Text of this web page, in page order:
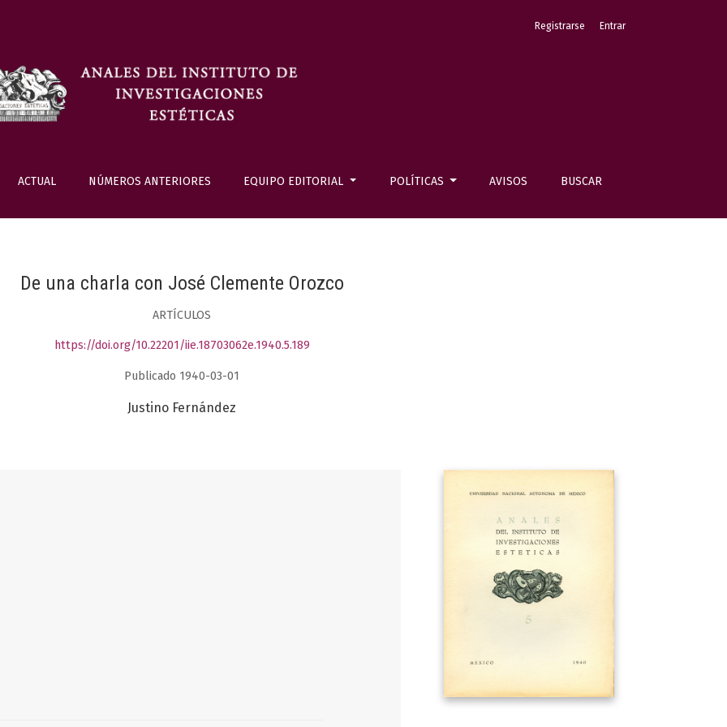
ACTUAL NÚMEROS ANTERIORES EQUIPO EDITORIAL POLÍTICAS AVISOS BUSCAR
Registrarse Entrar
De una charla con José Clemente Orozco
ARTÍCULOS
https://doi.org/10.22201/iie.18703062e.1940.5.189
Publicado 1940-03-01
Justino Fernández